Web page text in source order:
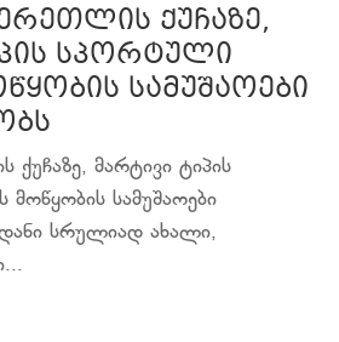
ქუჩაზე,
სპორტული
სამუშაოები
ქუჩაზე, მარტივი ტიპის
სამუშაოები
სრულიად ახალი,